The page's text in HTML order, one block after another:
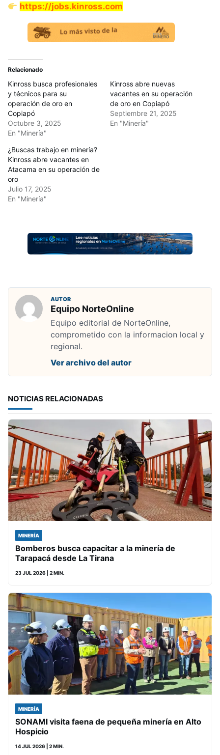
https://jobs.kinross.com
Relacionado
Kinross busca profesionales
y técnicos para su
operación de oro en
Copiapó
Octubre 3, 2025
En "Minería"
Kinross abre nuevas
vacantes en su operación
de oro en Copiapó
Septiembre 21, 2025
En "Minería"
¿Buscas trabajo en minería?
Kinross abre vacantes en
Atacama en su operación de
oro
Julio 17, 2025
En "Minería"
AUTOR
Equipo NorteOnline
Equipo editorial de NorteOnline,
comprometido con la informacion local y
regional.
Ver archivo del autor
NOTICIAS RELACIONADAS
MINERÍA
Bomberos busca capacitar a la minería de
Tarapacá desde La Tirana
23 JUL 2026 | 2 MIN.
MINERÍA
SONAMI visita faena de pequeña minería en Alto
Hospicio
14 JUL 2026 | 2 MIN.